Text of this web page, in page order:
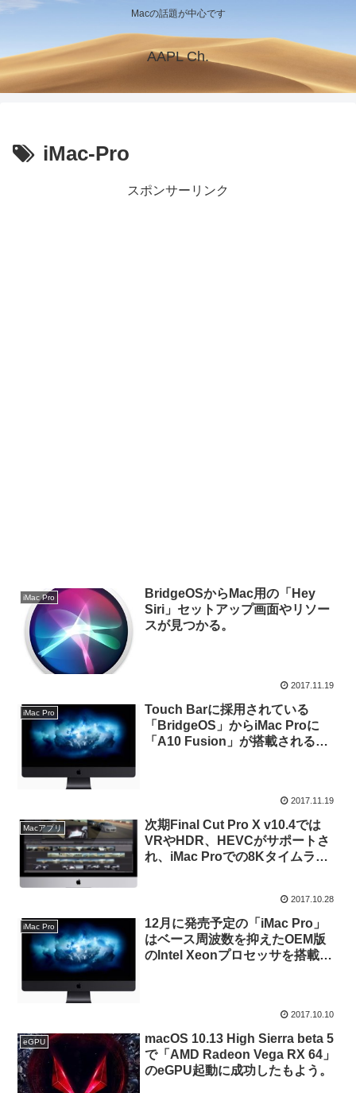
Macの話題が中心です
AAPL Ch.
iMac-Pro
スポンサーリンク
iMac Pro
BridgeOSからMac用の「Hey
Siri」セットアップ画面やリソー
スが見つかる。
2017.11.19
iMac Pro
Touch Barに採用されている
「BridgeOS」からiMac Proに
「A10 Fusion」が搭載される可
2017.11.19
Macアプリ
次期Final Cut Pro X v10.4では
VRやHDR、HEVCがサポートさ
れ、iMac Proでの8Kタイムライ
2017.10.28
iMac Pro
12月に発売予定の「iMac Pro」
はベース周波数を抑えたOEM版
のIntel Xeonプロセッサを搭載
2017.10.10
eGPU
macOS 10.13 High Sierra beta 5
で「AMD Radeon Vega RX 64」
のeGPU起動に成功したもよう。